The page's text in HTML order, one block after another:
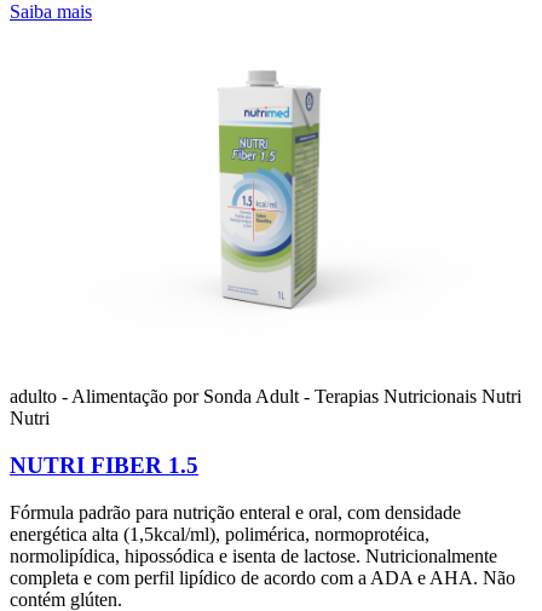
Saiba mais
adulto - Alimentação por Sonda Adult - Terapias Nutricionais Nutri
Nutri
NUTRI FIBER 1.5
Fórmula padrão para nutrição enteral e oral, com densidade
energética alta (1,5kcal/ml), polimérica, normoprotéica,
normolipídica, hipossódica e isenta de lactose. Nutricionalmente
completa e com perfil lipídico de acordo com a ADA e AHA. Não
contém glúten.